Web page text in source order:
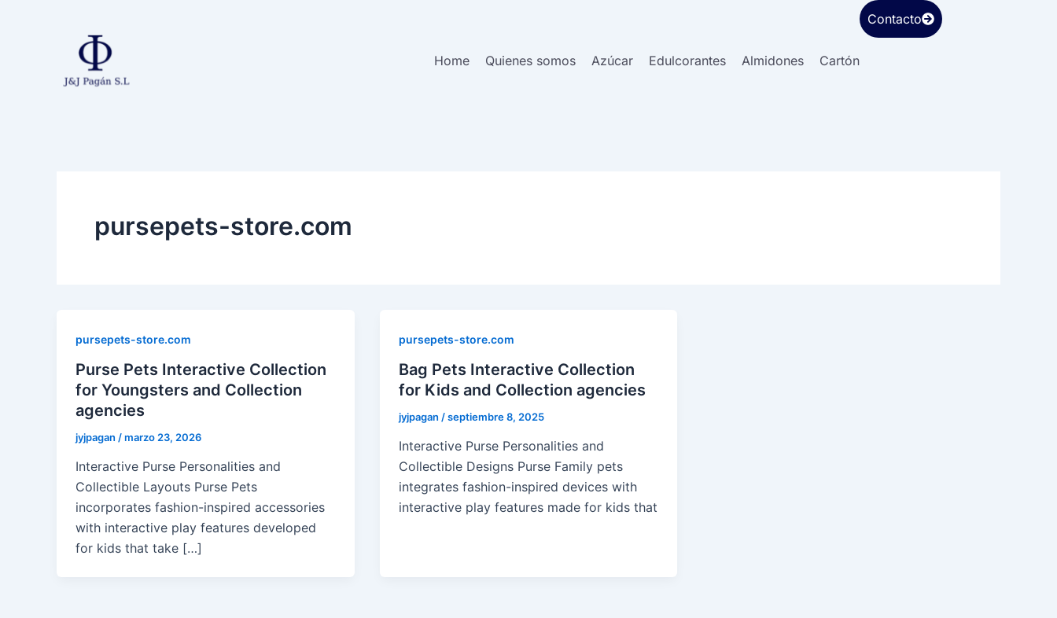
Home Quienes somos Azúcar Edulcorantes Almidones Cartón
Contacto
pursepets-store.com
pursepets-store.com
Purse Pets Interactive Collection
for Youngsters and Collection
agencies
jyjpagan /marzo 23, 2026
Interactive Purse Personalities and
Collectible Layouts Purse Pets
incorporates fashion-inspired accessories
with interactive play features developed
for kids that take […]
pursepets-store.com
Bag Pets Interactive Collection
for Kids and Collection agencies
jyjpagan /septiembre 8, 2025
Interactive Purse Personalities and
Collectible Designs Purse Family pets
integrates fashion-inspired devices with
interactive play features made for kids that